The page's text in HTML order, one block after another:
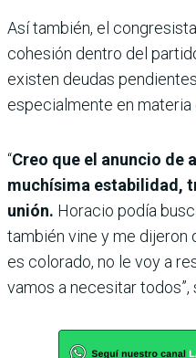
Así también, el
cohesión dentro del
existen deudas
especialmente en materia
“Creo que el anuncio de
muchísima estabilidad,
unión. Horacio podía
también vine y me dijeron
es colorado, no le voy a
vamos a necesitar todos”,